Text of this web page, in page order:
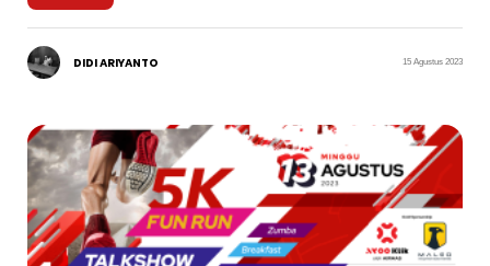
DIDI ARIYANTO 15 Agustus 2023